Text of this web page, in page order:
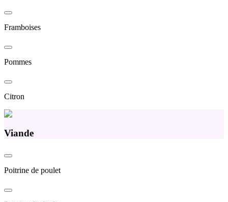
Framboises
Pommes
Citron
Viande
Poitrine de poulet